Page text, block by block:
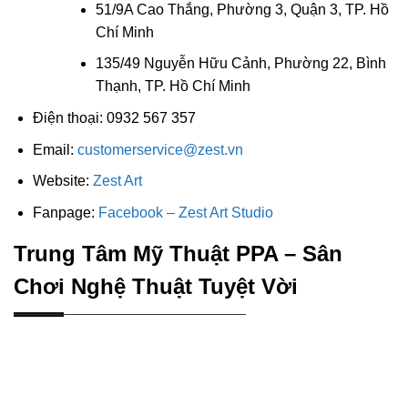
51/9A Cao Thắng, Phường 3, Quận 3, TP. Hồ
Chí Minh
135/49 Nguyễn Hữu Cảnh, Phường 22, Bình
Thạnh, TP. Hồ Chí Minh
Điện thoại: 0932 567 357
Email: customerservice@zest.vn
Website: Zest Art
Fanpage: Facebook – Zest Art Studio
Trung Tâm Mỹ Thuật PPA – Sân
Chơi Nghệ Thuật Tuyệt Vời